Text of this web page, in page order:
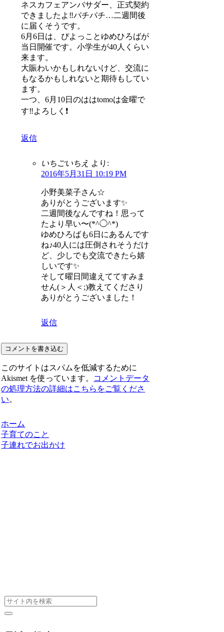
ネスカフェアンバサダー、正式契約
できましたよ‼️パチパチ…二週間後
に届くそうです。
6月6日は、ぴよっことゆめひろばが
当日開催です。小学生が40人くらい
来ます。
大賑わいかもしれないけど、交流に
もなるかもしれないと期待もしてい
ます。
一つ、6月10日のははtomoは金曜で
す‼️よろしく❗️
返信
いちごいちえ より:
2016年5月31日 10:19 PM
小野美菜子さん☆
ありがとうございます✨
二週間後なんですね！思って
たより早い〜(*^◯^*)
ゆめひろばも6日にあるんです
ね♪40人には圧倒されそうだけ
ど、少しでも交流できたら嬉
しいです✨
そして曜日間違えててすみま
せん(＞人＜;)教えてくださり
ありがとうございました！
返信
コメントを書き込む
このサイトはスパムを低減するために
Akismet を使っています。
コメントデータ
の処理方法の詳細はこちらをご覧くださ
い。
ホーム
子育てのこと
子連れでお出かけ